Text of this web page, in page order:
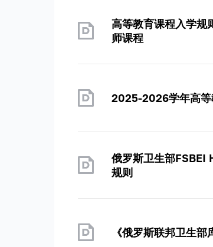
高等教育课程入学
师课程
2025-2026学年高等
俄罗斯卫生部FSBEI
规则
《俄罗斯联邦卫生